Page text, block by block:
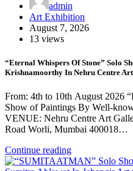
admin
Art Exhibition
August 7, 2026
13 views
“Eternal Whispers Of Stone” Solo
Krishnamoorthy In Nehru Centre
From: 4th to 10th August 2026
Show of Paintings By Well-
VENUE: Nehru Centre Art
Road Worli, Mumbai 400018…
Continue reading